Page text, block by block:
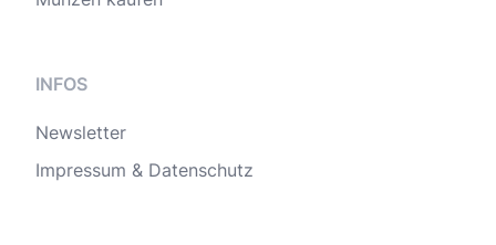
INFOS
Newsletter
Impressum & Datenschutz